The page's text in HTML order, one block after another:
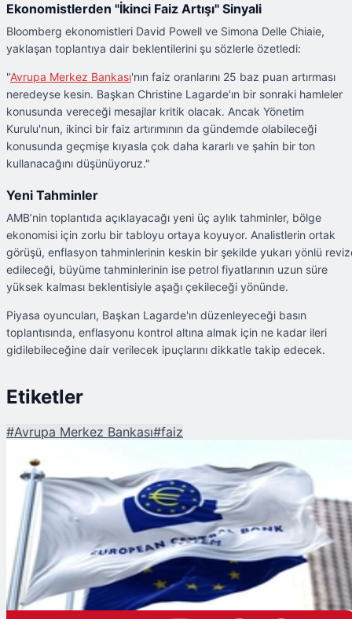
Ekonomistlerden "İkinci Faiz Artışı" Sinyali
Bloomberg ekonomistleri David Powell ve Simona Delle Chiaie,
yaklaşan toplantıya dair beklentilerini şu sözlerle özetledi:
"Avrupa Merkez Bankası'nın faiz oranlarını 25 baz puan artırması
neredeyse kesin. Başkan Christine Lagarde'ın bir sonraki hamleler
konusunda vereceği mesajlar kritik olacak. Ancak Yönetim
Kurulu'nun, ikinci bir faiz artırımının da gündemde olabileceği
konusunda geçmişe kıyasla çok daha kararlı ve şahin bir ton
kullanacağını düşünüyoruz."
Yeni Tahminler
AMB’nin toplantıda açıklayacağı yeni üç aylık tahminler, bölge
ekonomisi için zorlu bir tabloyu ortaya koyuyor. Analistlerin ortak
görüşü, enflasyon tahminlerinin keskin bir şekilde yukarı yönlü
edileceği, büyüme tahminlerinin ise petrol fiyatlarının uzun süre
yüksek kalması beklentisiyle aşağı çekileceği yönünde.
Piyasa oyuncuları, Başkan Lagarde'ın düzenleyeceği basın
toplantısında, enflasyonu kontrol altına almak için ne kadar ileri
gidilebileceğine dair verilecek ipuçlarını dikkatle takip edecek.
Etiketler
#Avrupa Merkez Bankası#faiz
Şu An Okunan
Avrupa Merkez Bankası'ndan Kritik Karar: Faizler 2023'ten Sonra İlk Kez
Artıyor!